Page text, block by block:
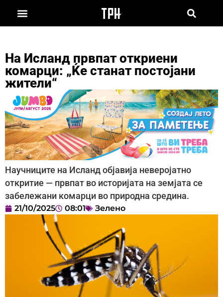
На Исланд првпат откриени
комарци: „Ќе станат постојани
жители“
Научниците на Исланд објавија неверојатно
откритие — првпат во историјата на земјата се
забележани комарци во природна средина.
21/10/2025 08:01 Зелено